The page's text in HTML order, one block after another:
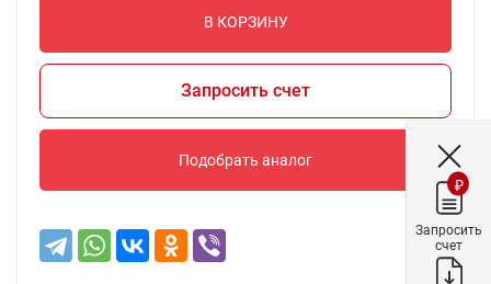
В КОРЗИНУ
Запросить счет
Подобрать аналог
₽
Запросить
счет